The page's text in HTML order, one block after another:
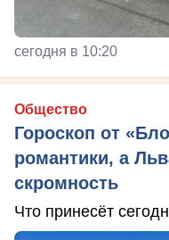
сегодня в 10:20
Общество
Гороскоп от
романтики, а
скромность
Что принесёт